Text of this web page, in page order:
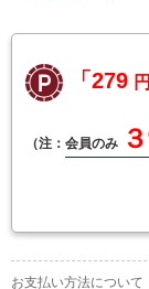
「279
（注： 会員のみ
お支払い方法について